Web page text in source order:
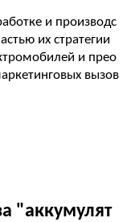
и производс
их стратегии
и прео
вызов
"аккумулят